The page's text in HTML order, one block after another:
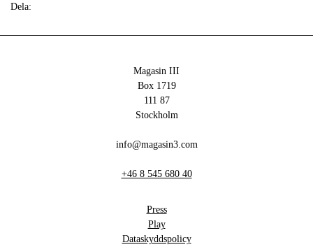
Dela:
Magasin III
Box 1719
111 87
Stockholm
info@magasin3.com
+46 8 545 680 40
Press
Play
Dataskyddspolicy